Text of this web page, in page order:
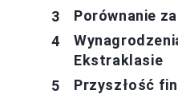
Porównanie
Ekstraklasie
Przyszłość